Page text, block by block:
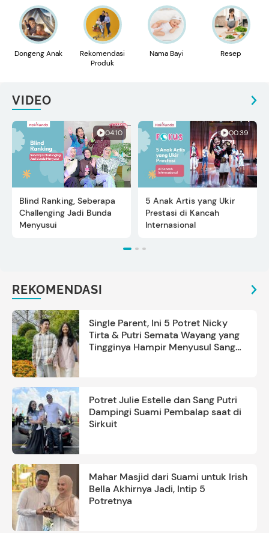
Dongeng Anak
Rekomendasi
Produk
Nama Bayi Resep
VIDEO
04:10
Blind Ranking, Seberapa
Challenging Jadi Bunda
Menyusui
00:39
5 Anak Artis yang Ukir
Prestasi di Kancah
Internasional
REKOMENDASI
Single Parent, Ini 5 Potret Nicky
Tirta & Putri Semata Wayang yang
Tingginya Hampir Menyusul Sang
Potret Julie Estelle dan Sang Putri
Dampingi Suami Pembalap saat di
Sirkuit
Mahar Masjid dari Suami untuk Irish
Bella Akhirnya Jadi, Intip 5
Potretnya